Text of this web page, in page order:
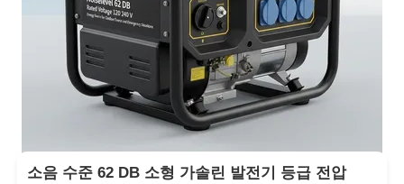
소음 수준 62 DB 소형 가솔린 발전기 등급 전압